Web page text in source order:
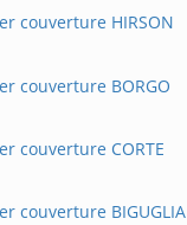
couverture HIRSON
couverture BORGO
couverture CORTE
couverture BIGUGLIA